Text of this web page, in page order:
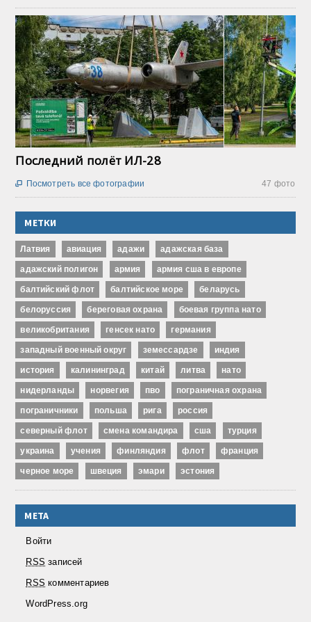
Последний полёт ИЛ-28
47 фото
 Посмотреть все фотографии
МЕТКИ
Латвия авиация адажи адажская база
адажский полигон армия армия сша в европе
балтийский флот балтийское море беларусь
белоруссия береговая охрана боевая группа нато
великобритания генсек нато германия
западный военный округ земессардзе индия
история калининград китай литва нато
нидерланды норвегия пво пограничная охрана
пограничники польша рига россия
северный флот смена командира сша турция
украина учения финляндия флот франция
черное море швеция эмари эстония
МЕТА
Войти
RSS записей
RSS комментариев
WordPress.org